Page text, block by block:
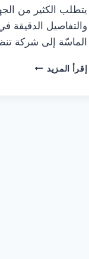
يتطلب الكثير من
والتفاصيل الدقيقة
الماسّة إلى شركة
إقرأ المزيد أفضل